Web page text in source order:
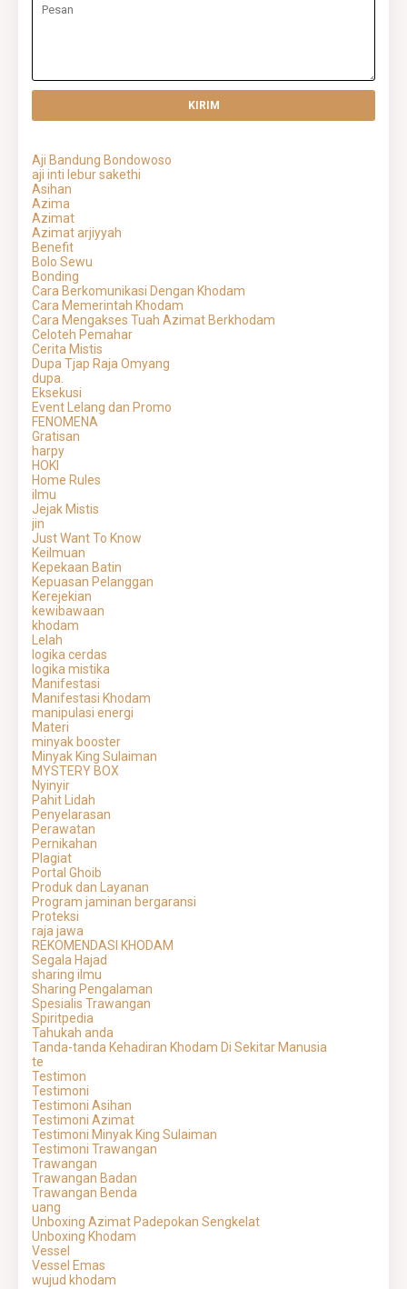
Aji Bandung Bondowoso
aji inti lebur sakethi
Asihan
Azima
Azimat
Azimat arjiyyah
Benefit
Bolo Sewu
Bonding
Cara Berkomunikasi Dengan Khodam
Cara Memerintah Khodam
Cara Mengakses Tuah Azimat Berkhodam
Celoteh Pemahar
Cerita Mistis
Dupa Tjap Raja Omyang
dupa.
Eksekusi
Event Lelang dan Promo
FENOMENA
Gratisan
harpy
HOKI
Home Rules
ilmu
Jejak Mistis
jin
Just Want To Know
Keilmuan
Kepekaan Batin
Kepuasan Pelanggan
Kerejekian
kewibawaan
khodam
Lelah
logika cerdas
logika mistika
Manifestasi
Manifestasi Khodam
manipulasi energi
Materi
minyak booster
Minyak King Sulaiman
MYSTERY BOX
Nyinyir
Pahit Lidah
Penyelarasan
Perawatan
Pernikahan
Plagiat
Portal Ghoib
Produk dan Layanan
Program jaminan bergaransi
Proteksi
raja jawa
REKOMENDASI KHODAM
Segala Hajad
sharing ilmu
Sharing Pengalaman
Spesialis Trawangan
Spiritpedia
Tahukah anda
Tanda-tanda Kehadiran Khodam Di Sekitar Manusia
te
Testimon
Testimoni
Testimoni Asihan
Testimoni Azimat
Testimoni Minyak King Sulaiman
Testimoni Trawangan
Trawangan
Trawangan Badan
Trawangan Benda
uang
Unboxing Azimat Padepokan Sengkelat
Unboxing Khodam
Vessel
Vessel Emas
wujud khodam